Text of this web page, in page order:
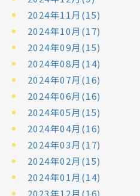
2024年11月(15)
2024年10月(17)
2024年09月(15)
2024年08月(14)
2024年07月(16)
2024年06月(16)
2024年05月(15)
2024年04月(16)
2024年03月(17)
2024年02月(15)
2024年01月(14)
2023年12月(16)